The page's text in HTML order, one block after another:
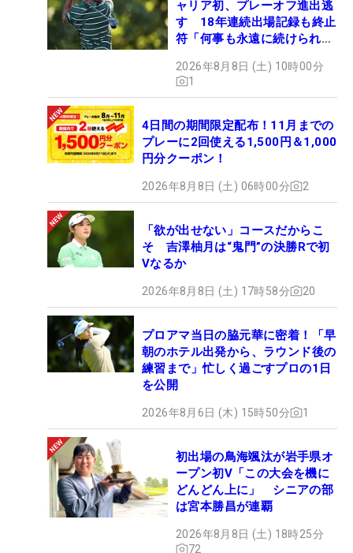
ャリア初、プレーオフ進出逃
す 18年連続出場記録も終止
符「何事も永遠に続けられな
2026年8月8日 (土) 10時00分
1
4日間の期間限定配布！11月までの
プレーに2回使える1,500円＆1,000
円分クーポン！
2026年8月8日 (土) 06時00分 2
「欲が出せない」コースだからこ
そ 吉澤柚月は“鬼門”の決勝Rで初
Vなるか
2026年8月8日 (土) 17時58分 20
プロアマ当日の脇元華に密着！「早
朝のホテル出発から、ラウンド後の
練習まで」忙しく過ごすプロの1日
を公開
2026年8月6日 (木) 15時50分 1
初出場の鳥海颯汰が岩手県オ
ープン初V「この大会を機に
どんどん上に」 シニアの部
は宮本勝昌が連覇
2026年8月8日 (土) 18時25分
72